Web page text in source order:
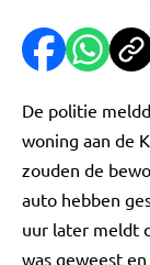
De politie
woning aan de
zouden de
auto hebben
uur later meldt
was geweest